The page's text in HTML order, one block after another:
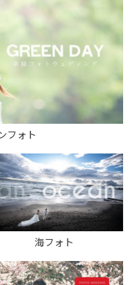
フォト
海フォト